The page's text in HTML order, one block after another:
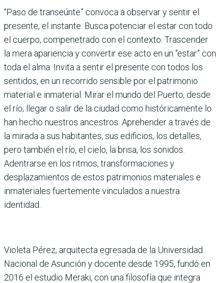
“Paso de transeúnte” convoca a observar y sentir el
presente, el instante. Busca potenciar el estar con todo
el cuerpo, compenetrado con el contexto. Trascender
la mera apariencia y convertir ese acto en un “estar” con
toda el alma. Invita a sentir el presente con todos los
sentidos, en un recorrido sensible por el patrimonio
material e inmaterial. Mirar el mundo del Puerto, desde
el río; llegar o salir de la ciudad como históricamente lo
han hecho nuestros ancestros. Aprehender a través de
la mirada a sus habitantes, sus edificios, los detalles,
pero también el río, el cielo, la brisa, los sonidos.
Adentrarse en los ritmos, transformaciones y
desplazamientos de estos patrimonios materiales e
inmateriales fuertemente vinculados a nuestra
identidad.
Violeta Pérez, arquitecta egresada de la Universidad
Nacional de Asunción y docente desde 1995, fundó en
2016 el estudio Meraki, con una filosofía que integra